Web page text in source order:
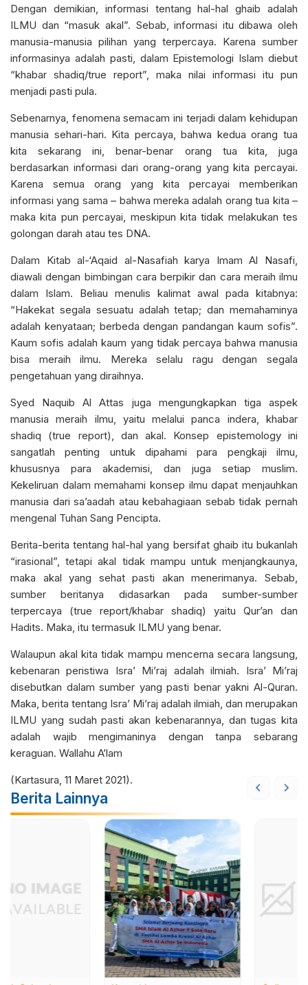
Dengan demikian, informasi tentang hal-hal ghaib adalah
ILMU dan “masuk akal”. Sebab, informasi itu dibawa oleh
manusia-manusia pilihan yang terpercaya. Karena sumber
informasinya adalah pasti, dalam Epistemologi Islam diebut
“khabar shadiq/true report”, maka nilai informasi itu pun
menjadi pasti pula.
Sebenarnya, fenomena semacam ini terjadi dalam kehidupan
manusia sehari-hari. Kita percaya, bahwa kedua orang tua
kita sekarang ini, benar-benar orang tua kita, juga
berdasarkan informasi dari orang-orang yang kita percayai.
Karena semua orang yang kita percayai memberikan
informasi yang sama – bahwa mereka adalah orang tua kita –
maka kita pun percayai, meskipun kita tidak melakukan tes
golongan darah atau tes DNA.
Dalam Kitab al-‘Aqaid al-Nasafiah karya Imam Al Nasafi,
diawali dengan bimbingan cara berpikir dan cara meraih ilmu
dalam Islam. Beliau menulis kalimat awal pada kitabnya:
“Hakekat segala sesuatu adalah tetap; dan memahaminya
adalah kenyataan; berbeda dengan pandangan kaum sofis”.
Kaum sofis adalah kaum yang tidak percaya bahwa manusia
bisa meraih ilmu. Mereka selalu ragu dengan segala
pengetahuan yang diraihnya.
Syed Naquib Al Attas juga mengungkapkan tiga aspek
manusia meraih ilmu, yaitu melalui panca indera, khabar
shadiq (true report), dan akal. Konsep epistemology ini
sangatlah penting untuk dipahami para pengkaji ilmu,
khususnya para akademisi, dan juga setiap muslim.
Kekeliruan dalam memahami konsep ilmu dapat menjauhkan
manusia dari sa’aadah atau kebahagiaan sebab tidak pernah
mengenal Tuhan Sang Pencipta.
Berita-berita tentang hal-hal yang bersifat ghaib itu bukanlah
“irasional”, tetapi akal tidak mampu untuk menjangkaunya,
maka akal yang sehat pasti akan menerimanya. Sebab,
sumber beritanya didasarkan pada sumber-sumber
terpercaya (true report/khabar shadiq) yaitu Qur’an dan
Hadits. Maka, itu termasuk ILMU yang benar.
Walaupun akal kita tidak mampu mencerna secara langsung,
kebenaran peristiwa Isra’ Mi’raj adalah ilmiah. Isra’ Mi’raj
disebutkan dalam sumber yang pasti benar yakni Al-Quran.
Maka, berita tentang Isra’ Mi’raj adalah ilmiah, dan merupakan
ILMU yang sudah pasti akan kebenarannya, dan tugas kita
adalah wajib mengimaninya dengan tanpa sebarang
keraguan. Wallahu A’lam
(Kartasura, 11 Maret 2021).
Berita Lainnya